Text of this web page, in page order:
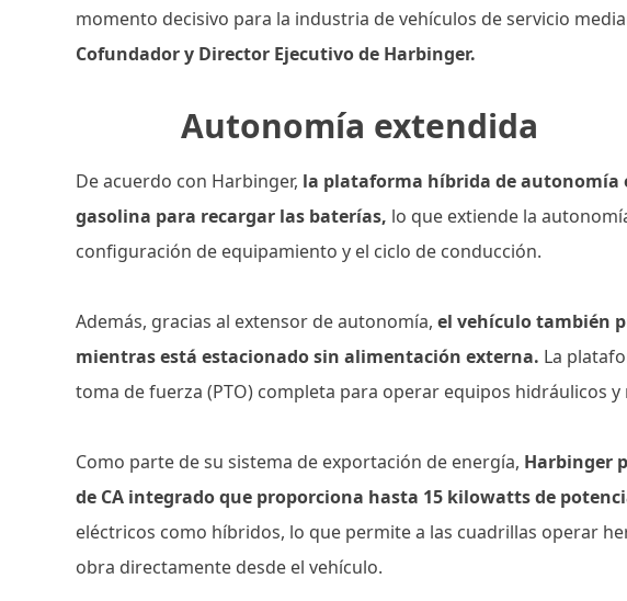
momento decisivo para la industria de vehículos de servicio
Cofundador y Director Ejecutivo de Harbinger.
Autonomía extendida
De acuerdo con Harbinger, la plataforma híbrida de
gasolina para recargar las baterías, lo que extiende la
configuración de equipamiento y el ciclo de conducción.
Además, gracias al extensor de autonomía,el vehículo también
mientras está estacionado sin alimentación externa. La
toma de fuerza (PTO) completa para operar equipos hidráulicos
Como parte de su sistema de exportación de energía, Harbinger
de CA integrado que proporciona hasta 15 kilowatts de
eléctricos como híbridos, lo que permite a las cuadrillas operar
obra directamente desde el vehículo.